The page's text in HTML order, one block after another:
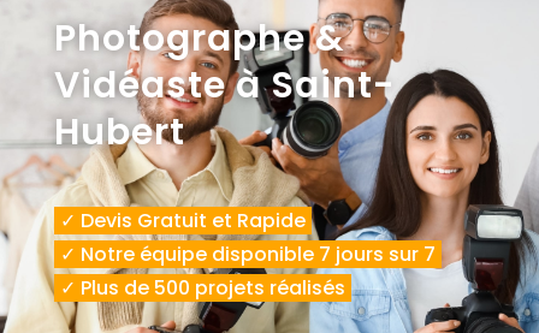
Photographe &
Vidéaste à Saint-
Hubert
✓ Devis Gratuit et Rapide
✓ Notre équipe disponible 7 jours sur 7
✓ Plus de 500 projets réalisés